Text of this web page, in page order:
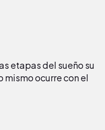
etapas del sueño su
ocurre con el